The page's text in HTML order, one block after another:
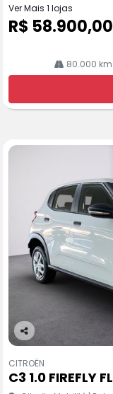
Ver Mais 1 lojas
R$ 58.900,00
80.000 km
Co
pa
rtil
CITROËN
C3 1.0 FIREFLY